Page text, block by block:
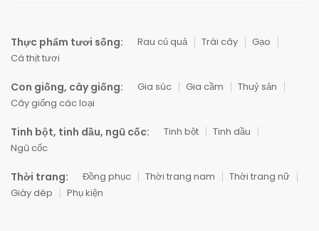
Thực phẩm tươi sống: Rau củ quả Trái cây
Gạo
Cá thịt tươi
Con giống, cây giống: Gia súc Gia cầm
Thuỷ sản
Cây giống các loại
Tinh bột, tinh dầu, ngũ cốc: Tinh bột
Tinh dầu
Ngũ cốc
Thời trang: Đồng phục Thời trang nam
Thời trang nữ
Giày dép
Phụ kiện